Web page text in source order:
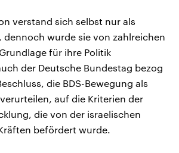
verstand sich selbst nur als
wurde sie von zahlreichen
für ihre Politik
der Deutsche Bundestag bezog
die BDS-Bewegung als
auf die Kriterien der
die von der israelischen
befördert wurde.